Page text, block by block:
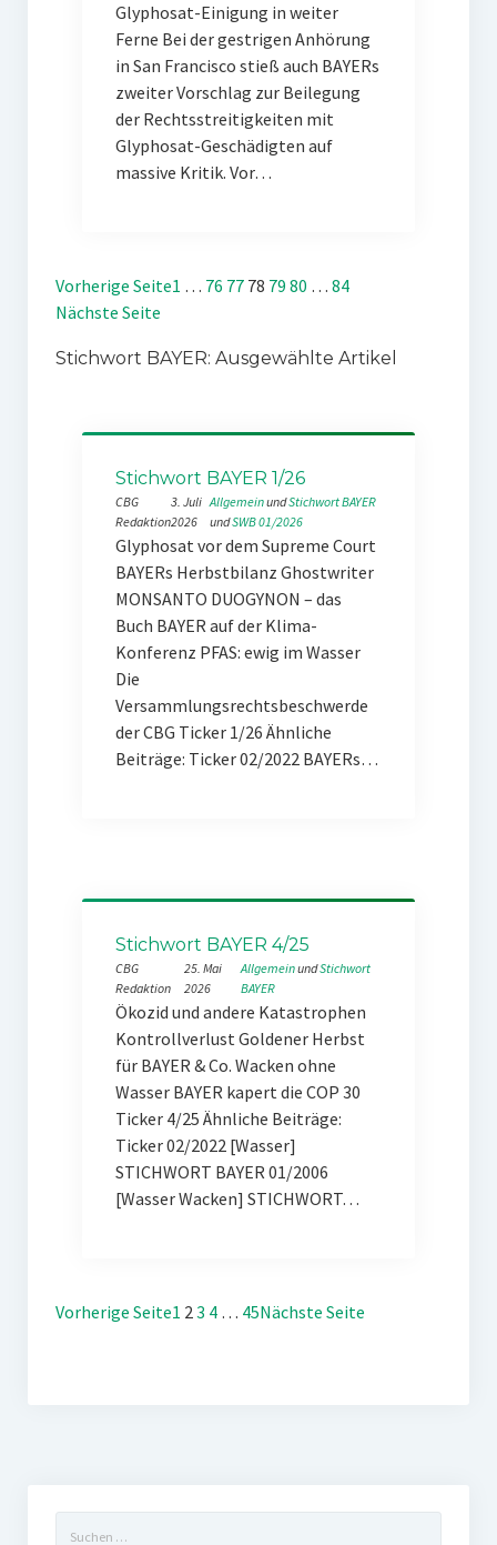
Glyphosat-Einigung in weiter
Ferne Bei der gestrigen Anhörung
in San Francisco stieß auch BAYERs
zweiter Vorschlag zur Beilegung
der Rechtsstreitigkeiten mit
Glyphosat-Geschädigten auf
massive Kritik. Vor…
Vorherige Seite1 … 76 77 78 79 80 … 84
Nächste Seite
Stichwort BAYER: Ausgewählte Artikel
Stichwort BAYER 1/26
CBG
Redaktion
3. Juli
2026
Allgemein und Stichwort BAYER
und SWB 01/2026
Glyphosat vor dem Supreme Court
BAYERs Herbstbilanz Ghostwriter
MONSANTO DUOGYNON – das
Buch BAYER auf der Klima-
Konferenz PFAS: ewig im Wasser
Die
Versammlungsrechtsbeschwerde
der CBG Ticker 1/26 Ähnliche
Beiträge: Ticker 02/2022 BAYERs…
Stichwort BAYER 4/25
CBG
Redaktion
25. Mai
2026
Allgemein und Stichwort
BAYER
Ökozid und andere Katastrophen
Kontrollverlust Goldener Herbst
für BAYER & Co. Wacken ohne
Wasser BAYER kapert die COP 30
Ticker 4/25 Ähnliche Beiträge:
Ticker 02/2022 [Wasser]
STICHWORT BAYER 01/2006
[Wasser Wacken] STICHWORT…
Vorherige Seite1 23 4 … 45Nächste Seite